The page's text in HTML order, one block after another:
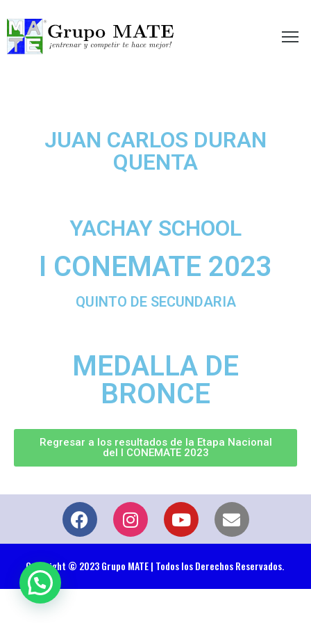
te hace mejor!
JUAN CARLOS DURAN
QUENTA
YACHAY SCHOOL
I CONEMATE 2023
QUINTO DE SECUNDARIA​
MEDALLA DE
BRONCE
Regresar a los resultados de la Etapa Nacional
del I CONEMATE 2023
Copyright © 2023 Grupo MATE | Todos los Derechos Reservados.